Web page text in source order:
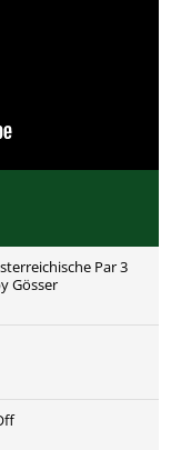
Par 3
Gösser